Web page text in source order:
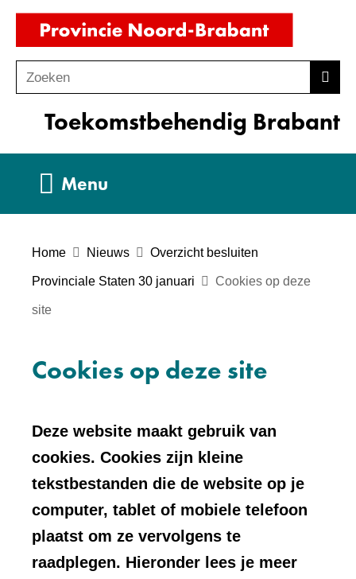
Ga
de
inhoud
o
Zoeken
Toekomstbehendig Brabant
Menu
Home Nieuws Overzicht besluiten
Provinciale Staten 30 januari Cookies op deze
site
Cookies op deze site
Deze website maakt gebruik van
cookies. Cookies zijn kleine
tekstbestanden die de website op je
computer, tablet of mobiele telefoon
plaatst om ze vervolgens te
raadplegen. Hieronder lees je meer